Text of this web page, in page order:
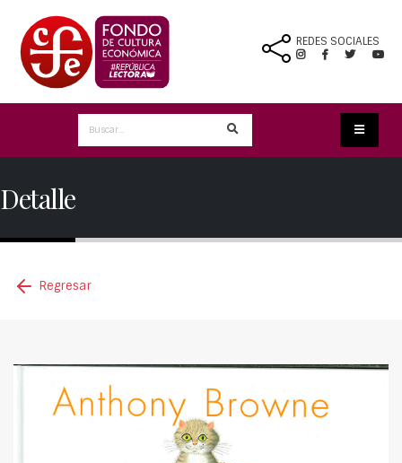
REDES SOCIALES
Detalle
Regresar